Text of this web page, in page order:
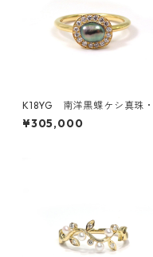
K18YG 南洋黒蝶ケシ真珠・
ダイヤモンドリング《石庭》
（KR61203）
¥305,000